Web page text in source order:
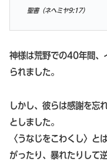
聖書（ネヘミヤ9:17）
神様は荒野での40年間、
られました。
しかし、彼らは感謝を忘
としました。
〈うなじをこわくし〉と
がったり、暴れたりして